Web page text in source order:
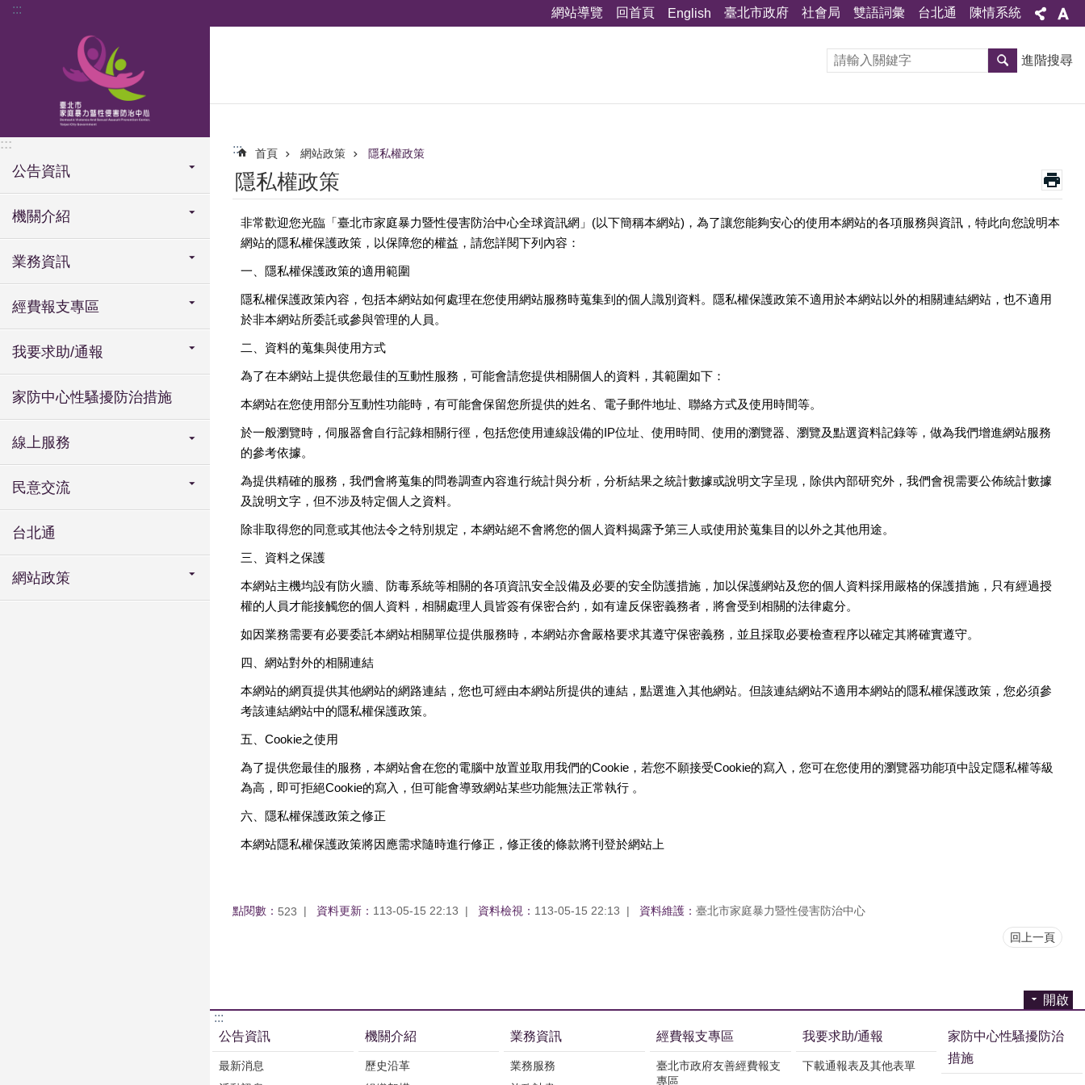
跳到主要內容區塊
::: 網站導覽 回首頁 English 臺北市政府 社會局 雙語詞彙 台北通 陳情系統
:::
公告資訊
機關介紹
業務資訊
經費報支專區
我要求助/通報
家防中心性騷擾防治措施
線上服務
民意交流
台北通
網站政策
進階搜尋
::: 首頁 網站政策 隱私權政策
隱私權政策
非常歡迎您光臨「臺北市家庭暴力暨性侵害防治中心全球資訊網」(以下簡稱本網站)，為了讓您能夠安心的使用本網站的各項服務與資訊，特此向您說明本
網站的隱私權保護政策，以保障您的權益，請您詳閱下列內容：
一、隱私權保護政策的適用範圍
隱私權保護政策內容，包括本網站如何處理在您使用網站服務時蒐集到的個人識別資料。隱私權保護政策不適用於本網站以外的相關連結網站，也不適用
於非本網站所委託或參與管理的人員。
二、資料的蒐集與使用方式
為了在本網站上提供您最佳的互動性服務，可能會請您提供相關個人的資料，其範圍如下：
本網站在您使用部分互動性功能時，有可能會保留您所提供的姓名、電子郵件地址、聯絡方式及使用時間等。
於一般瀏覽時，伺服器會自行記錄相關行徑，包括您使用連線設備的IP位址、使用時間、使用的瀏覽器、瀏覽及點選資料記錄等，做為我們增進網站服務
的參考依據。
為提供精確的服務，我們會將蒐集的問卷調查內容進行統計與分析，分析結果之統計數據或說明文字呈現，除供內部研究外，我們會視需要公佈統計數據
及說明文字，但不涉及特定個人之資料。
除非取得您的同意或其他法令之特別規定，本網站絕不會將您的個人資料揭露予第三人或使用於蒐集目的以外之其他用途。
三、資料之保護
本網站主機均設有防火牆、防毒系統等相關的各項資訊安全設備及必要的安全防護措施，加以保護網站及您的個人資料採用嚴格的保護措施，只有經過授
權的人員才能接觸您的個人資料，相關處理人員皆簽有保密合約，如有違反保密義務者，將會受到相關的法律處分。
如因業務需要有必要委託本網站相關單位提供服務時，本網站亦會嚴格要求其遵守保密義務，並且採取必要檢查程序以確定其將確實遵守。
四、網站對外的相關連結
本網站的網頁提供其他網站的網路連結，您也可經由本網站所提供的連結，點選進入其他網站。但該連結網站不適用本網站的隱私權保護政策，您必須參
考該連結網站中的隱私權保護政策。
五、Cookie之使用
為了提供您最佳的服務，本網站會在您的電腦中放置並取用我們的Cookie，若您不願接受Cookie的寫入，您可在您使用的瀏覽器功能項中設定隱私權等級
為高，即可拒絕Cookie的寫入，但可能會導致網站某些功能無法正常執行 。
六、隱私權保護政策之修正
本網站隱私權保護政策將因應需求隨時進行修正，修正後的條款將刊登於網站上
點閱數： 523 資料更新： 113-05-15 22:13 資料檢視： 113-05-15 22:13 資料維護： 臺北市家庭暴力暨性侵害防治中心
回上一頁
開啟
:::
公告資訊
最新消息
機關介紹
歷史沿革
業務資訊
業務服務
經費報支專區
臺北市政府友善經費報支
專區
我要求助/通報
下載通報表及其他表單
家防中心性騷擾防治
措施